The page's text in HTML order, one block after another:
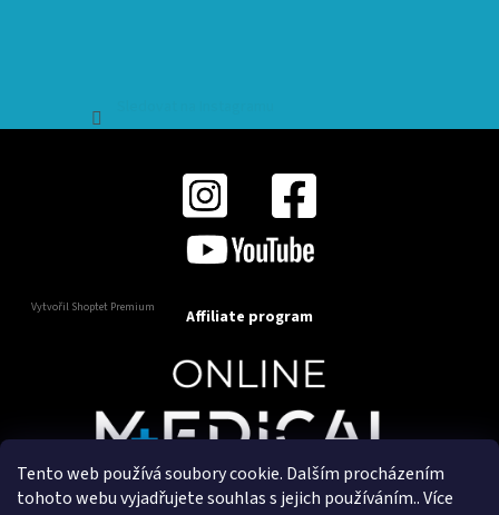
Tento web používá soubory cookie. Dalším procházením
tohoto webu vyjadřujete souhlas s jejich používáním.. Více
Vytvořil Shoptet Premium Affiliate program
Copyright 2025OnlineMedical.cz. Všechna práva